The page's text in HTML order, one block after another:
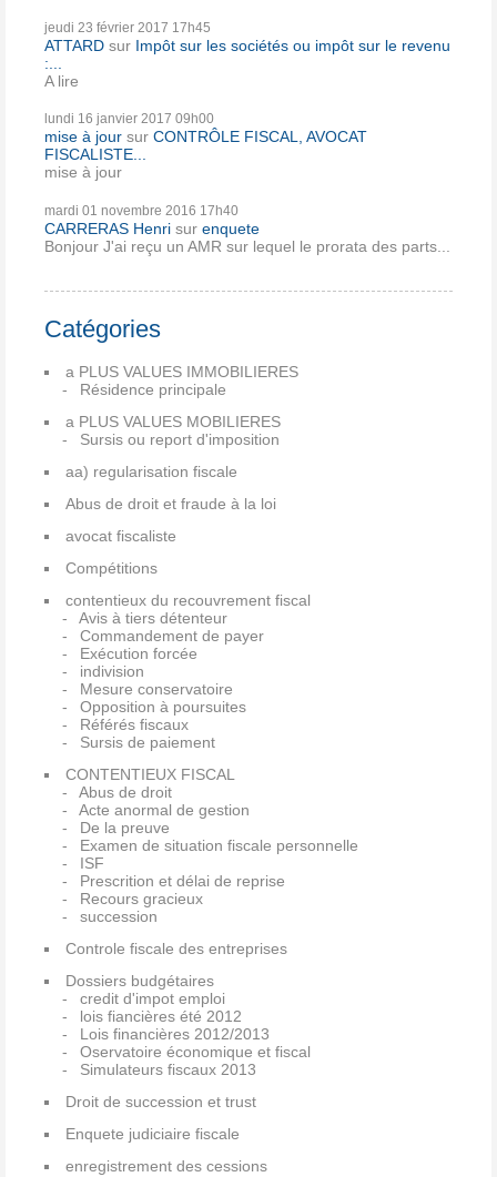
jeudi 23 février 2017 17h45
ATTARD sur Impôt sur les sociétés ou impôt sur le revenu
:...
A lire
lundi 16 janvier 2017 09h00
mise à jour sur CONTRÔLE FISCAL, AVOCAT
FISCALISTE...
mise à jour
mardi 01 novembre 2016 17h40
CARRERAS Henri sur enquete
Bonjour J'ai reçu un AMR sur lequel le prorata des parts...
Catégories
a PLUS VALUES IMMOBILIERES
Résidence principale
a PLUS VALUES MOBILIERES
Sursis ou report d'imposition
aa) regularisation fiscale
Abus de droit et fraude à la loi
avocat fiscaliste
Compétitions
contentieux du recouvrement fiscal
Avis à tiers détenteur
Commandement de payer
Exécution forcée
indivision
Mesure conservatoire
Opposition à poursuites
Référés fiscaux
Sursis de paiement
CONTENTIEUX FISCAL
Abus de droit
Acte anormal de gestion
De la preuve
Examen de situation fiscale personnelle
ISF
Prescrition et délai de reprise
Recours gracieux
succession
Controle fiscale des entreprises
Dossiers budgétaires
credit d'impot emploi
lois fiancières été 2012
Lois financières 2012/2013
Oservatoire économique et fiscal
Simulateurs fiscaux 2013
Droit de succession et trust
Enquete judiciaire fiscale
enregistrement des cessions